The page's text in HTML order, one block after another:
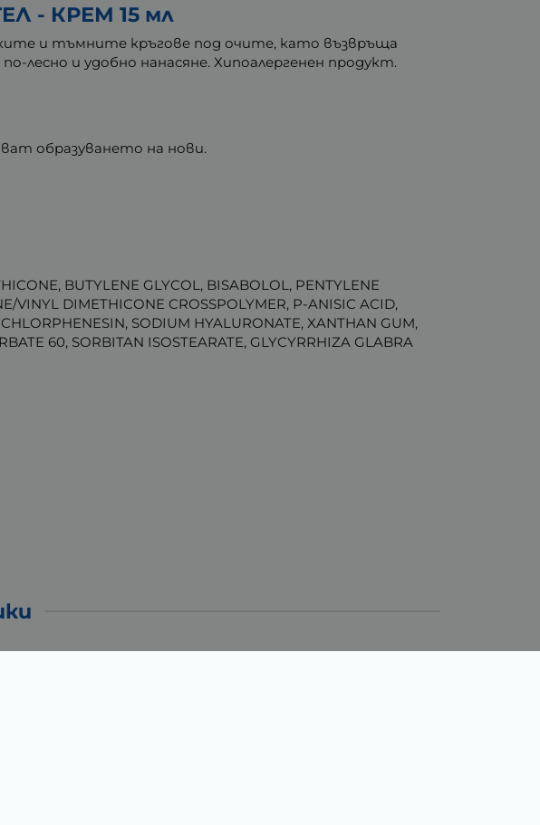
- КРЕМ 15 мл
и тъмните кръгове под очите, като възвръща
лесно и удобно нанасяне. Хипоалергенен продукт.
образуването на нови.
BUTYLENE GLYCOL, BISABOLOL, PENTYLENE
VINYL DIMETHICONE CROSSPOLYMER, P-ANISIC ACID,
SODIUM HYALURONATE, XANTHAN GUM,
60, SORBITAN ISOSTEARATE, GLYCYRRHIZA GLABRA